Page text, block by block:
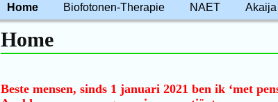
Home Biofotonen-Therapie NAET Akaija
Home
Beste mensen, sinds 1 januari 2021 ben ik ‘met